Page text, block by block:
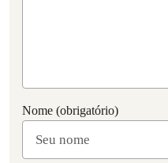
Nome (obrigatório)